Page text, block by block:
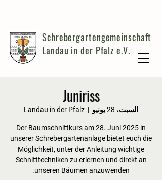
Schrebergartengemeinschaft
Landau in der Pfalz e.V.
Juniriss
السبت، 28 يونيو
  |
Landau in der Pfalz
Der Baumschnittkurs am 28. Juni 2025 in
unserer Schrebergartenanlage bietet euch die
Möglichkeit, unter der Anleitung wichtige
Schnitttechniken zu erlernen und direkt an
unseren Bäumen anzuwenden.